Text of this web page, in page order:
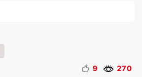
9 270